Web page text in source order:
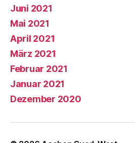
Juni 2021
Mai 2021
April 2021
März 2021
Februar 2021
Januar 2021
Dezember 2020